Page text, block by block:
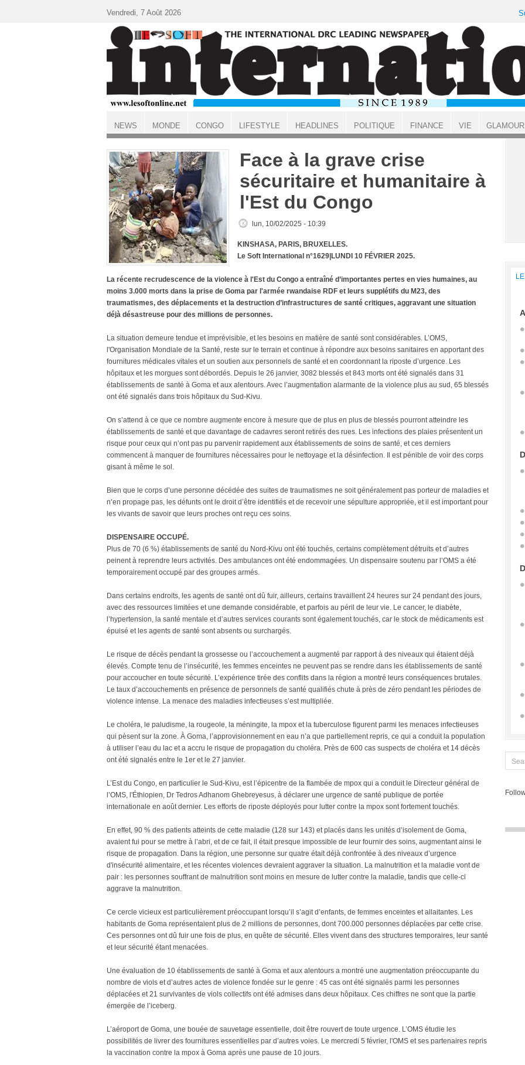
ACCUEIL
Face à la grave crise
sécuritaire et humanitaire à
l'Est du Congo
lun, 10/02/2025 - 10:39
KINSHASA, PARIS, BRUXELLES.
Le Soft International n°1629|LUNDI 10 FÉVRIER 2025.
La récente recrudescence de la violence à l'Est du Congo a entraîné d’importantes pertes en vies humaines, au
moins 3.000 morts dans la prise de Goma par l'armée rwandaise RDF et leurs supplétifs du M23, des
traumatismes, des déplacements et la destruction d’infrastructures de santé critiques, aggravant une situation
déjà désastreuse pour des millions de personnes.
La situation demeure tendue et imprévisible, et les besoins en matière de santé sont considérables. L’OMS,
l'Organisation Mondiale de la Santé, reste sur le terrain et continue à répondre aux besoins sanitaires en apportant des
fournitures médicales vitales et un soutien aux personnels de santé et en coordonnant la riposte d’urgence. Les
hôpitaux et les morgues sont débordés. Depuis le 26 janvier, 3082 blessés et 843 morts ont été signalés dans 31
établissements de santé à Goma et aux alentours. Avec l’augmentation alarmante de la violence plus au sud, 65 blessés
ont été signalés dans trois hôpitaux du Sud-Kivu.
On s’attend à ce que ce nombre augmente encore à mesure que de plus en plus de blessés pourront atteindre les
établissements de santé et que davantage de cadavres seront retirés des rues. Les infections des plaies présentent un
risque pour ceux qui n’ont pas pu parvenir rapidement aux établissements de soins de santé, et ces derniers
commencent à manquer de fournitures nécessaires pour le nettoyage et la désinfection. Il est pénible de voir des corps
gisant à même le sol.
Bien que le corps d’une personne décédée des suites de traumatismes ne soit généralement pas porteur de maladies et
n’en propage pas, les défunts ont le droit d’être identifiés et de recevoir une sépulture appropriée, et il est important pour
les vivants de savoir que leurs proches ont reçu ces soins.
DISPENSAIRE OCCUPÉ.
Plus de 70 (6 %) établissements de santé du Nord-Kivu ont été touchés, certains complètement détruits et d’autres
peinent à reprendre leurs activités. Des ambulances ont été endommagées. Un dispensaire soutenu par l’OMS a été
temporairement occupé par des groupes armés.
Dans certains endroits, les agents de santé ont dû fuir, ailleurs, certains travaillent 24 heures sur 24 pendant des jours,
avec des ressources limitées et une demande considérable, et parfois au péril de leur vie. Le cancer, le diabète,
l’hypertension, la santé mentale et d’autres services courants sont également touchés, car le stock de médicaments est
épuisé et les agents de santé sont absents ou surchargés.
Le risque de décès pendant la grossesse ou l’accouchement a augmenté par rapport à des niveaux qui étaient déjà
élevés. Compte tenu de l’insécurité, les femmes enceintes ne peuvent pas se rendre dans les établissements de santé
pour accoucher en toute sécurité. L’expérience tirée des conflits dans la région a montré leurs conséquences brutales.
Le taux d’accouchements en présence de personnels de santé qualifiés chute à près de zéro pendant les périodes de
violence intense. La menace des maladies infectieuses s’est multipliée.
Le choléra, le paludisme, la rougeole, la méningite, la mpox et la tuberculose figurent parmi les menaces infectieuses
qui pèsent sur la zone. À Goma, l’approvisionnement en eau n’a que partiellement repris, ce qui a conduit la population
à utiliser l’eau du lac et a accru le risque de propagation du choléra. Près de 600 cas suspects de choléra et 14 décès
ont été signalés entre le 1er et le 27 janvier.
L’Est du Congo, en particulier le Sud-Kivu, est l’épicentre de la flambée de mpox qui a conduit le Directeur général de
l’OMS, l'Éthiopien, Dr Tedros Adhanom Ghebreyesus, à déclarer une urgence de santé publique de portée
internationale en août dernier. Les efforts de riposte déployés pour lutter contre la mpox sont fortement touchés.
En effet, 90 % des patients atteints de cette maladie (128 sur 143) et placés dans les unités d’isolement de Goma,
avaient fui pour se mettre à l’abri, et de ce fait, il était presque impossible de leur fournir des soins, augmentant ainsi le
risque de propagation. Dans la région, une personne sur quatre était déjà confrontée à des niveaux d’urgence
d'insécurité alimentaire, et les récentes violences devraient aggraver la situation. La malnutrition et la maladie vont de
pair : les personnes souffrant de malnutrition sont moins en mesure de lutter contre la maladie, tandis que celle-ci
aggrave la malnutrition.
Ce cercle vicieux est particulièrement préoccupant lorsqu’il s’agit d’enfants, de femmes enceintes et allaitantes. Les
habitants de Goma représentaient plus de 2 millions de personnes, dont 700.000 personnes déplacées par cette crise.
Ces personnes ont dû fuir une fois de plus, en quête de sécurité. Elles vivent dans des structures temporaires, leur santé
et leur sécurité étant menacées.
Une évaluation de 10 établissements de santé à Goma et aux alentours a montré une augmentation préoccupante du
nombre de viols et d’autres actes de violence fondée sur le genre : 45 cas ont été signalés parmi les personnes
déplacées et 21 survivantes de viols collectifs ont été admises dans deux hôpitaux. Ces chiffres ne sont que la partie
émergée de l’iceberg.
L’aéroport de Goma, une bouée de sauvetage essentielle, doit être rouvert de toute urgence. L’OMS étudie les
possibilités de livrer des fournitures essentielles par d’autres voies. Le mercredi 5 février, l'OMS et ses partenaires repris
la vaccination contre la mpox à Goma après une pause de 10 jours.
Vendredi, 7 Août 2026
NEWS MONDE CONGO LIFESTYLE HEADLINES POLITIQUE FINANCE VIE GLAMOUR